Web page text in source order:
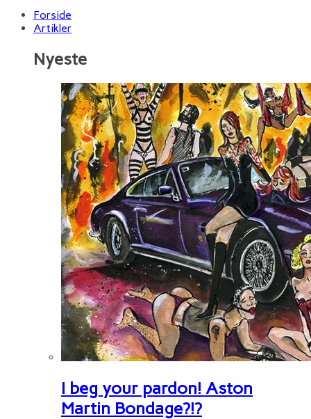
Forside
Artikler
Nyeste
I beg your pardon! Aston
Martin Bondage?!?